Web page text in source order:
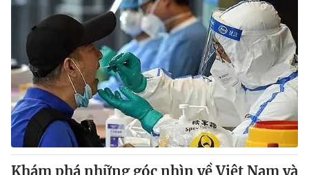
Khám phá những góc nhìn về Việt Nam và